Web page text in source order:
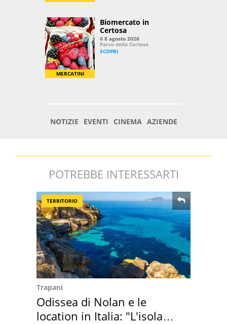
POTREBBE INTERESSARTI
TERRITORIO
Trapani
Odissea di Nolan e le
location in Italia: "L'isola